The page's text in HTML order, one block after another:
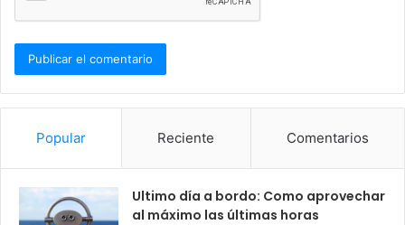
Popular Reciente Comentarios
Ultimo día a bordo: Como aprovechar
al máximo las últimas horas